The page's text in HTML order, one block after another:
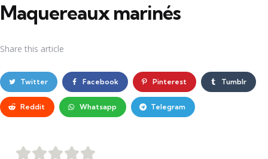
Maquereaux marinés
Share this article
Twitter Facebook Pinterest Tumblr
Reddit Whatsapp Telegram